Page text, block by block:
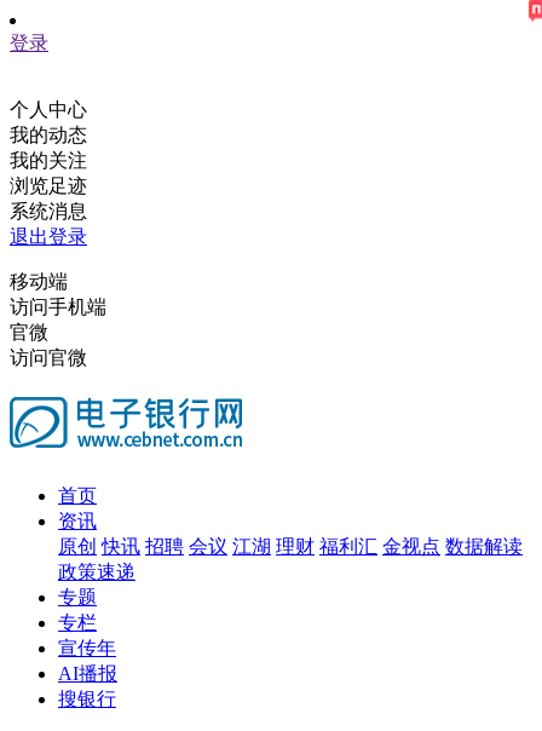
登录
个人中心
我的动态
我的关注
浏览足迹
系统消息
退出登录
移动端
访问手机端
官微
访问官微
首页
资讯
原创 快讯 招聘 会议 江湖 理财 福利汇 金视点 数据解读
政策速递
专题
专栏
宣传年
AI播报
搜银行